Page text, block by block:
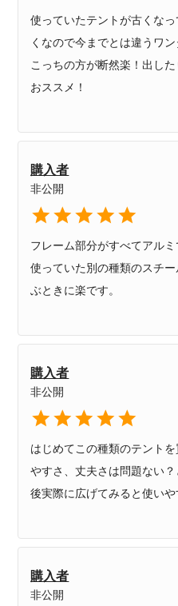
使っていたテントが古くな
くなので今までとは違うワ
こっちの方が断然楽！出し
おススメ！
購入者
非公開
フレーム部分がすべてアル
使っていた別の種類のスチ
ぶときに楽です。
購入者
非公開
はじめてこの種類のテント
やすさ、丈夫さは問題ない
後実際に広げてみると使いや
購入者
非公開